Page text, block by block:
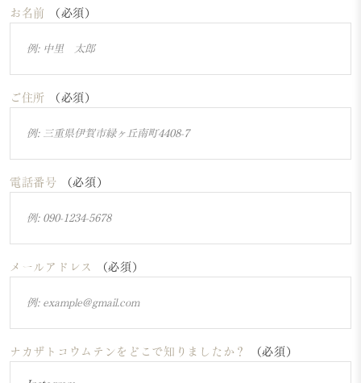
お名前 （必須）
ご住所 （必須）
電話番号 （必須）
メールアドレス （必須）
ナカザトコウムテンをどこで知りましたか？ （必須）